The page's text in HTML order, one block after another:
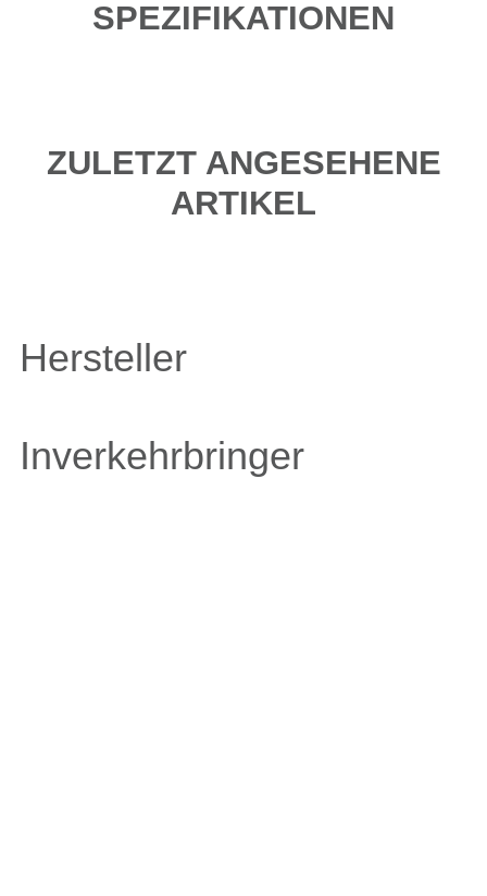
SPEZIFIKATIONEN
ZULETZT ANGESEHENE
ARTIKEL
Hersteller
Inverkehrbringer